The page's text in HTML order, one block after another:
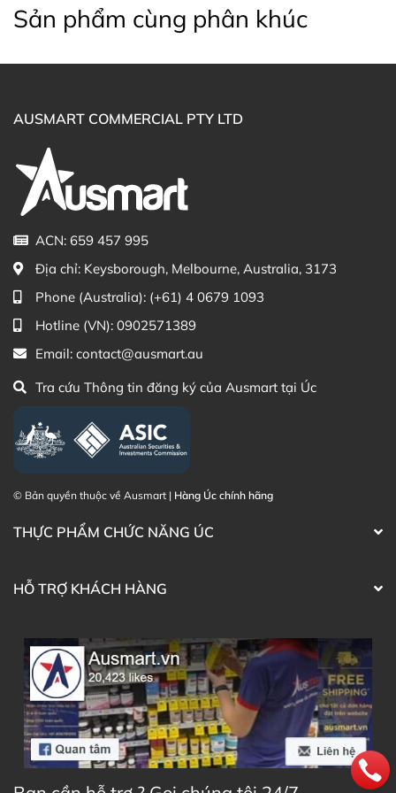
High Absorption Magnesium 500mg trực tiếp trên
website hoặc liên hệ với các kênh tư vấn hỗ trợ khách
Zalo Ausmart.au| Ausmart Commercial Pty Ltd
Điện thoại liên hệ đặt hàng:
Thạc sĩ Điều dưỡng & Cố vấn sản
Sản phẩm cùng phân khúc
AUSMART COMMERCIAL PTY LTD
ACN: 659 457 995
Địa chỉ: Keysborough, Melbourne, Australia, 3173
Phone (Australia): (+61) 4 0679 1093
Hotline (VN): 0902571389
Email: contact@ausmart.au
Tra cứu Thông tin đăng ký của Ausmart tại Úc
© Bản quyền thuộc về Ausmart | Hàng Úc chính hãng
THỰC PHẨM CHỨC NĂNG ÚC
HỖ TRỢ KHÁCH HÀNG